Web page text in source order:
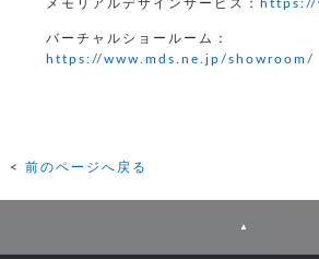
メモリアルデザインサービス： https://
バーチャルショールーム：
https://www.mds.ne.jp/showroom/
前のページへ戻る
▲